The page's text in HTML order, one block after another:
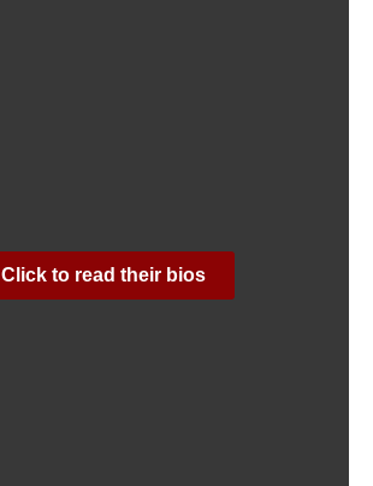
Click to read their bios